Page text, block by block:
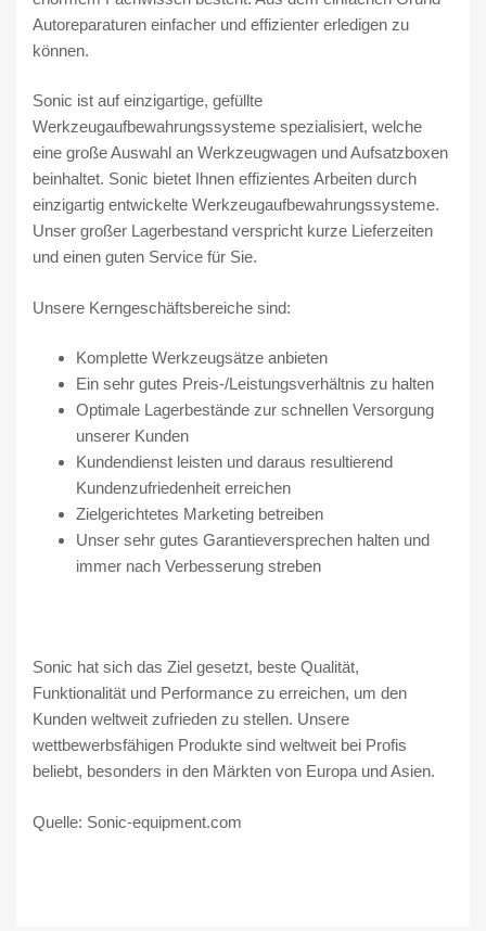
Autoreparaturen einfacher und effizienter erledigen zu
können.
Sonic ist auf einzigartige, gefüllte
Werkzeugaufbewahrungssysteme spezialisiert, welche
eine große Auswahl an Werkzeugwagen und Aufsatzboxen
beinhaltet. Sonic bietet Ihnen effizientes Arbeiten durch
einzigartig entwickelte Werkzeugaufbewahrungssysteme.
Unser großer Lagerbestand verspricht kurze Lieferzeiten
und einen guten Service für Sie.
Unsere Kerngeschäftsbereiche sind:
Komplette Werkzeugsätze anbieten
Ein sehr gutes Preis-/Leistungsverhältnis zu halten
Optimale Lagerbestände zur schnellen Versorgung
unserer Kunden
Kundendienst leisten und daraus resultierend
Kundenzufriedenheit erreichen
Zielgerichtetes Marketing betreiben
Unser sehr gutes Garantieversprechen halten und
immer nach Verbesserung streben
Sonic hat sich das Ziel gesetzt, beste Qualität,
Funktionalität und Performance zu erreichen, um den
Kunden weltweit zufrieden zu stellen. Unsere
wettbewerbsfähigen Produkte sind weltweit bei Profis
beliebt, besonders in den Märkten von Europa und Asien.
Quelle: Sonic-equipment.com